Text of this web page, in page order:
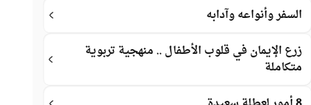
السفر وأنواعه وآدابه
زرع الإيمان في قلوب الأطفال .. منهجية تربوية
متكاملة